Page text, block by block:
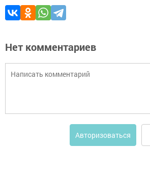
Нет комментариев
Авторизоваться